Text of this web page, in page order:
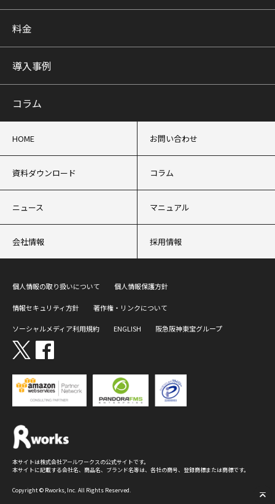
料金
導入事例
コラム
HOME お問い合わせ
資料ダウンロード コラム
ニュース マニュアル
会社情報 採用情報
個人情報の取り扱いについて 個人情報保護方針
情報セキュリティ方針 著作権・リンクについて
ソーシャルメディア利用規約 ENGLISH 阪急阪神東宝グループ
本サイトは株式会社アールワークスの公式サイトです。
本サイトに記載する会社名、商品名、ブランド名等は、各社の商号、登録商標または商標です。
Copyright © Rworks, Inc. All Rights Reserved.